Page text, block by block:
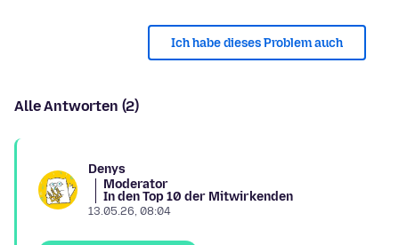
Ich habe dieses Problem auch
Alle Antworten (2)
Denys
Moderator
In den Top 10 der Mitwirkenden
13.05.26, 08:04